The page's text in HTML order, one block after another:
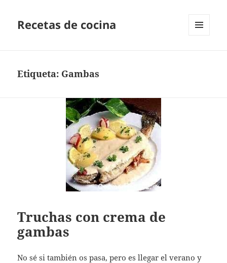
Recetas de cocina
Etiqueta: Gambas
Truchas con crema de
gambas
No sé si también os pasa, pero es llegar el verano y